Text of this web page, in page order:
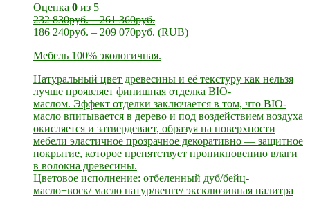
Оценка 0 из 5
232 830руб.–261 360руб.
186 240руб. – 209 070руб. (RUB)
Мебель 100% экологичная.
Натуральный цвет древесины и её текстуру как нельзя
лучше проявляет финишная отделка BIO-
маслом. Эффект отделки заключается в том, что BIO-
масло впитывается в дерево и под воздействием воздуха
окисляется и затвердевает, образуя на поверхности
мебели эластичное прозрачное декоративно — защитное
покрытие, которое препятствует проникновению влаги
в волокна древесины.
Цветовое исполнение: отбеленный дуб/бейц-
масло+воск/ масло натур/венге/ эксклюзивная палитра